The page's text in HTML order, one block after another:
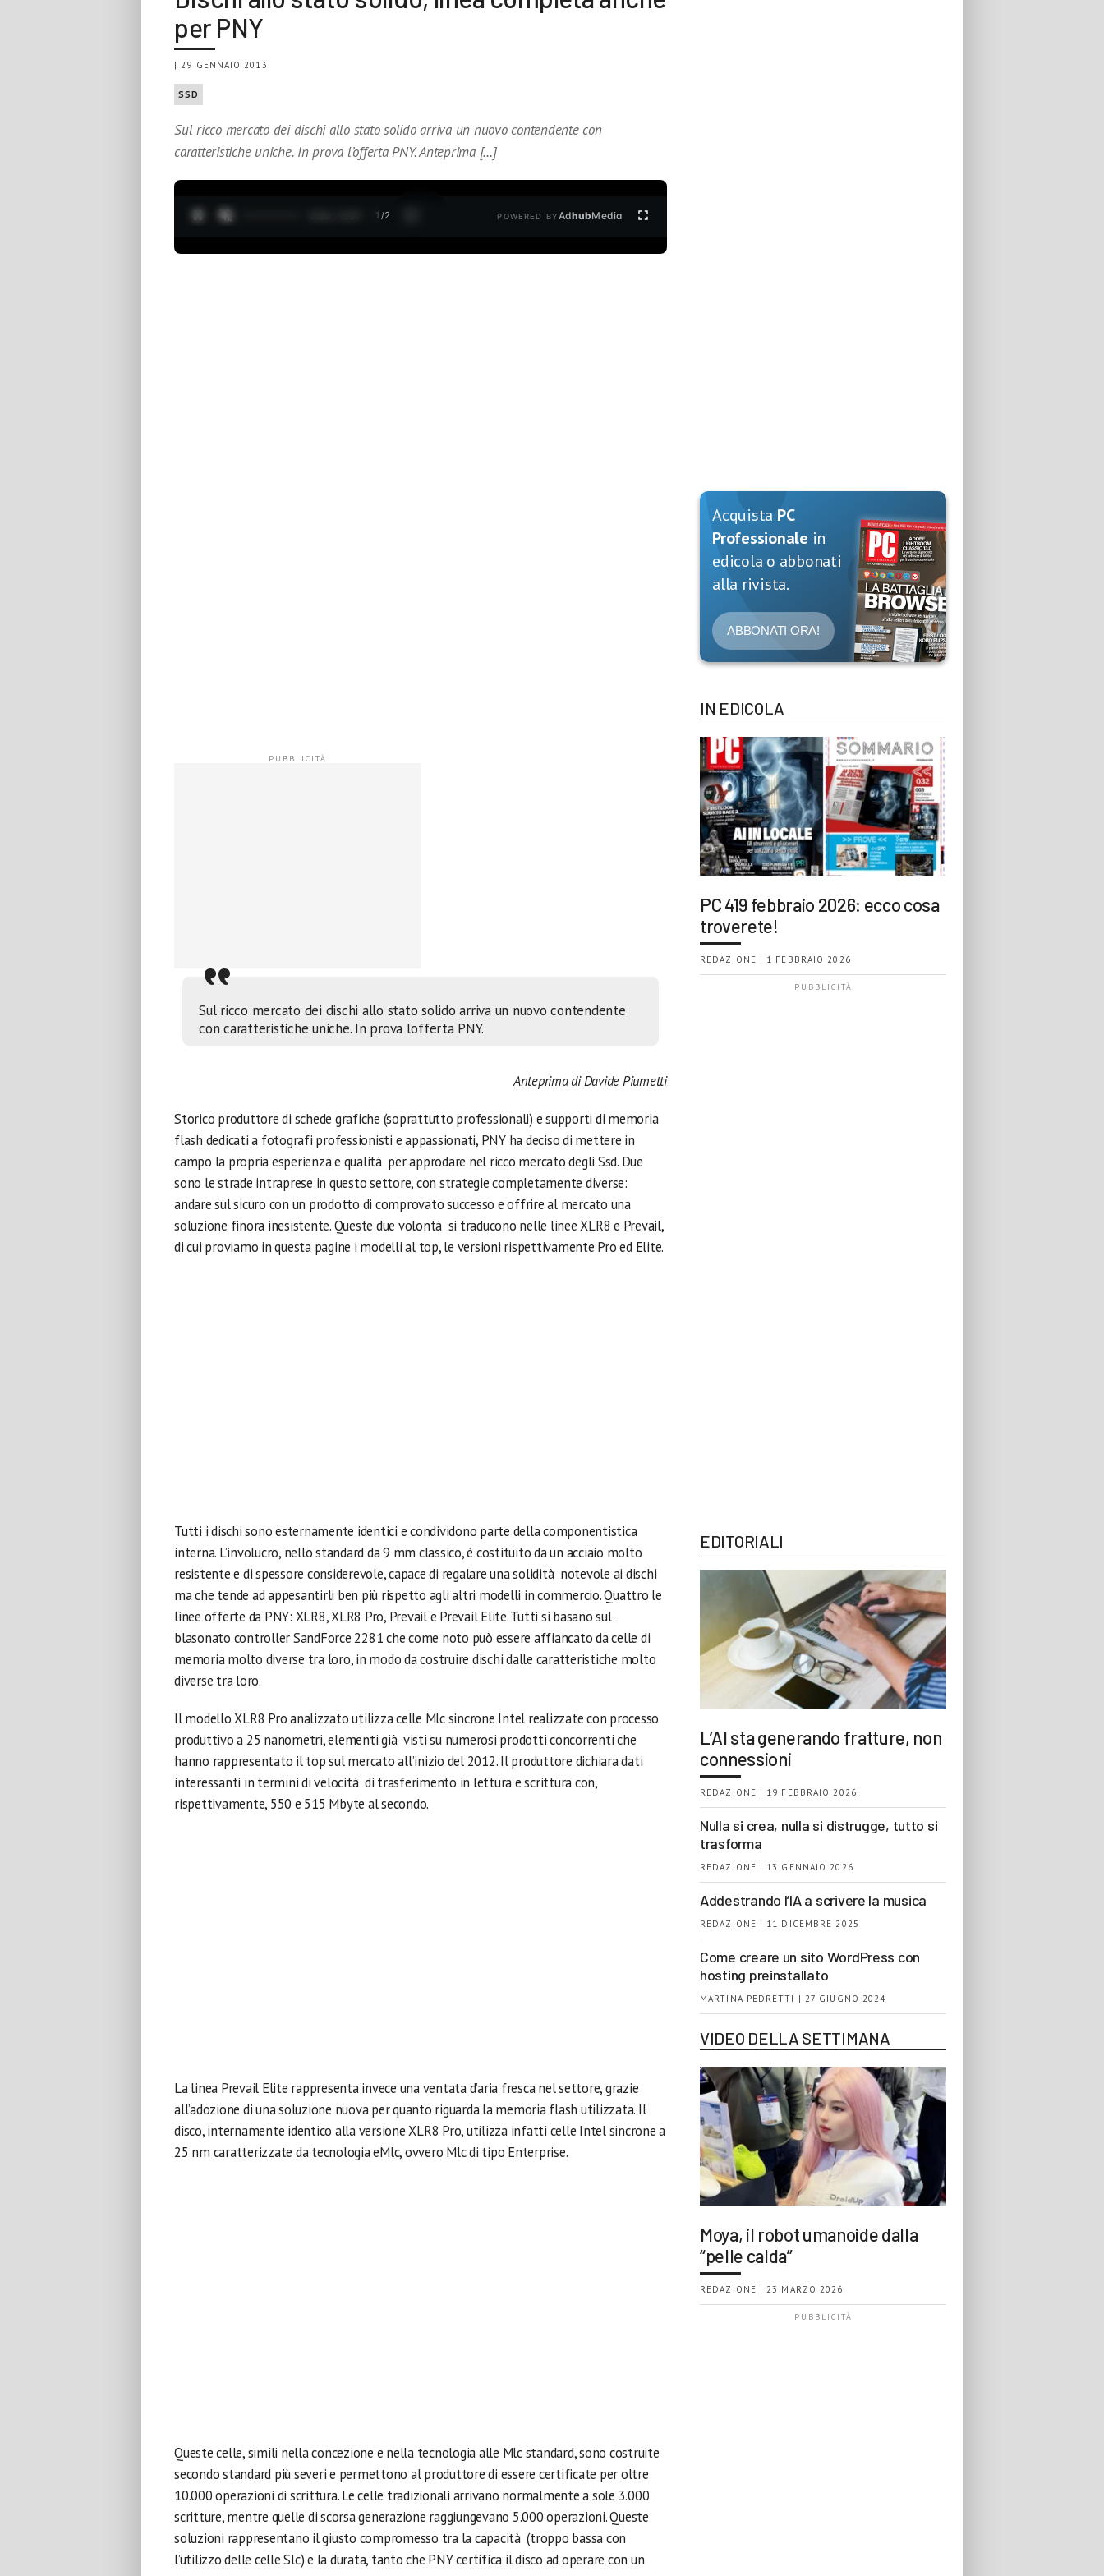
per PNY
| 29 GENNAIO 2013
SSD
Sul ricco mercato dei dischi allo stato solido arriva un nuovo contendente con
caratteristiche uniche. In prova l’offerta PNY. Anteprima […]
1 /2 POWERED BYAdhubMedia
Sul ricco mercato dei dischi allo stato solido arriva un nuovo contendente
con caratteristiche uniche. In prova l’offerta PNY.
Anteprima di Davide Piumetti
Storico produttore di schede grafiche (soprattutto professionali) e supporti di memoria
flash dedicati a fotografi professionisti e appassionati, PNY ha deciso di mettere in
campo la propria esperienza e qualità per approdare nel ricco mercato degli Ssd. Due
sono le strade intraprese in questo settore, con strategie completamente diverse:
andare sul sicuro con un prodotto di comprovato successo e offrire al mercato una
soluzione finora inesistente. Queste due volontà si traducono nelle linee XLR8 e Prevail,
di cui proviamo in questa pagine i modelli al top, le versioni rispettivamente Pro ed Elite.
Tutti i dischi sono esternamente identici e condividono parte della componentistica
interna. L’involucro, nello standard da 9 mm classico, è costituito da un acciaio molto
resistente e di spessore considerevole, capace di regalare una solidità notevole ai dischi
ma che tende ad appesantirli ben più rispetto agli altri modelli in commercio. Quattro le
linee offerte da PNY: XLR8, XLR8 Pro, Prevail e Prevail Elite. Tutti si basano sul
blasonato controller SandForce 2281 che come noto può essere affiancato da celle di
memoria molto diverse tra loro, in modo da costruire dischi dalle caratteristiche molto
diverse tra loro.
Il modello XLR8 Pro analizzato utilizza celle Mlc sincrone Intel realizzate con processo
produttivo a 25 nanometri, elementi già visti su numerosi prodotti concorrenti che
hanno rappresentato il top sul mercato all’inizio del 2012. Il produttore dichiara dati
interessanti in termini di velocità di trasferimento in lettura e scrittura con,
rispettivamente, 550 e 515 Mbyte al secondo.
La linea Prevail Elite rappresenta invece una ventata d’aria fresca nel settore, grazie
all’adozione di una soluzione nuova per quanto riguarda la memoria flash utilizzata. Il
disco, internamente identico alla versione XLR8 Pro, utilizza infatti celle Intel sincrone a
25 nm caratterizzate da tecnologia eMlc, ovvero Mlc di tipo Enterprise.
Queste celle, simili nella concezione e nella tecnologia alle Mlc standard, sono costruite
secondo standard più severi e permettono al produttore di essere certificate per oltre
10.000 operazioni di scrittura. Le celle tradizionali arrivano normalmente a sole 3.000
scritture, mentre quelle di scorsa generazione raggiungevano 5.000 operazioni. Queste
soluzioni rappresentano il giusto compromesso tra la capacità (troppo bassa con
l’utilizzo delle celle Slc) e la durata, tanto che PNY certifica il disco ad operare con un
Acquista PC
Professionale in
edicola o abbonati
alla rivista.
ABBONATI ORA!
IN EDICOLA
PC 419 febbraio 2026: ecco cosa
troverete!
REDAZIONE | 1 FEBBRAIO 2026
EDITORIALI
L’AI sta generando fratture, non
connessioni
REDAZIONE | 19 FEBBRAIO 2026
Nulla si crea, nulla si distrugge, tutto si
trasforma
REDAZIONE | 13 GENNAIO 2026
Addestrando l’IA a scrivere la musica
REDAZIONE | 11 DICEMBRE 2025
Come creare un sito WordPress con
hosting preinstallato
MARTINA PEDRETTI | 27 GIUGNO 2024
VIDEO DELLA SETTIMANA
Moya, il robot umanoide dalla
“pelle calda”
REDAZIONE | 23 MARZO 2026